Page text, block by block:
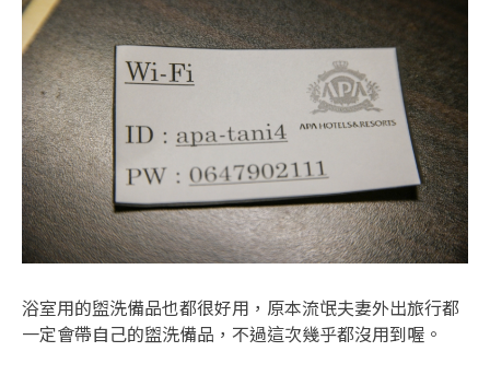
浴室用的盥洗備品也都很好用，原本流氓夫妻外出旅行都
一定會帶自己的盥洗備品，不過這次幾乎都沒用到喔。